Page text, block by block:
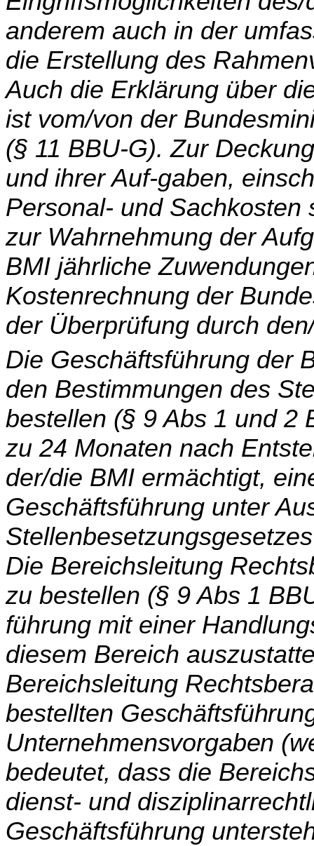
anderem auch in der
die Erstel­lung des
Auch die Erklärung über
ist vom/von der
(§ 11 BBU-G). Zur
und ihrer Auf-gaben,
Personal- und Sachkosten
zur Wahrnehmung der
BMI jährliche
Kostenrechnung der
der Überprüfung durch
Die Geschäftsführung der
den Bestimmungen des
bestellen (§ 9 Abs 1 und 2
zu 24 Monaten nach
der/die BMI ermächtigt,
Geschäftsführung unter
Die Bereichsleitung
zu bestellen (§ 9 Abs 1
führung mit einer
diesem Bereich
Bereichsleitung
bestellten
Unternehmensvorgaben
bedeutet, dass die
dienst- und
Geschäftsführung